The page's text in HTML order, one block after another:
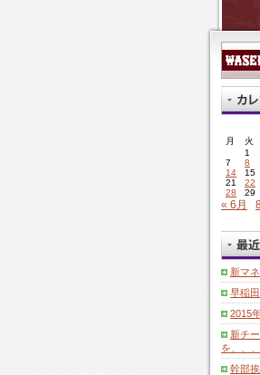
月
火
1
7
8
14
15
21
22
28
29
« 6月
新マ
早稲
2015
新チ
を、、、
幹部